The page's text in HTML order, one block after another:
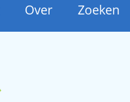
Over Zoeken